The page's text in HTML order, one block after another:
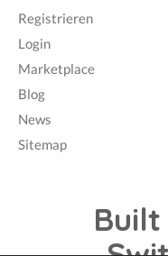
Registrieren
Login
Marketplace
Blog
News
Sitemap